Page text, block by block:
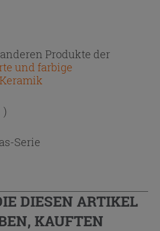
Produkte der
und farbige
)
Serie
DIESEN ARTIKEL
KAUFTEN